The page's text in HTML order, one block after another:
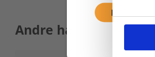
Andre har også købt
Fortsæt